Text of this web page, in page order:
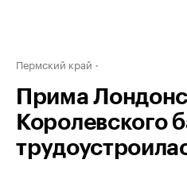
Пермский край
Прима
Королевского